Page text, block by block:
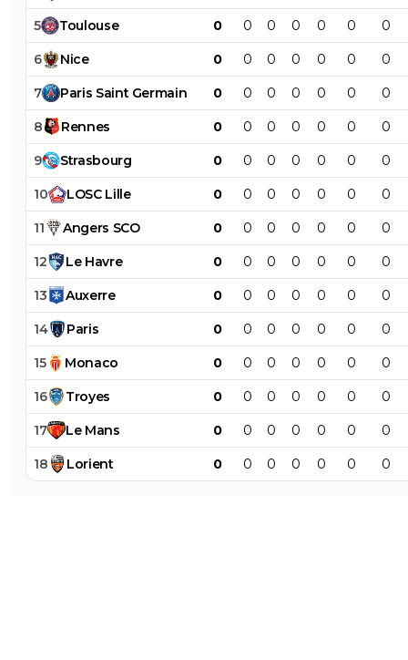
5 Toulouse 0 0 0 0 0 0 0
6 Nice 0 0 0 0 0 0 0
7 Paris Saint Germain 0 0 0 0 0 0 0
8 Rennes 0 0 0 0 0 0 0
9 Strasbourg 0 0 0 0 0 0 0
10 LOSC Lille 0 0 0 0 0 0 0
11 Angers SCO 0 0 0 0 0 0 0
12 Le Havre 0 0 0 0 0 0 0
13 Auxerre 0 0 0 0 0 0 0
14 Paris 0 0 0 0 0 0 0
15 Monaco 0 0 0 0 0 0 0
16 Troyes 0 0 0 0 0 0 0
17 Le Mans 0 0 0 0 0 0 0
18 Lorient 0 0 0 0 0 0 0